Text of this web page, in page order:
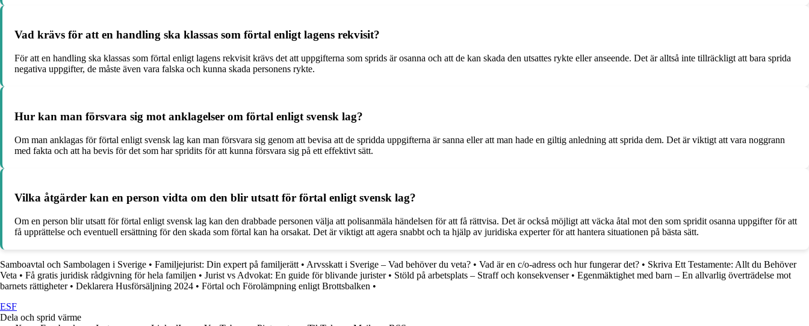
Vad krävs för att en handling ska klassas som förtal enligt lagens rekvisit?
För att en handling ska klassas som förtal enligt lagens rekvisit krävs det att uppgifterna som sprids är osanna och att de kan skada den utsattes rykte eller anseende. Det är alltså inte tillräckligt att bara sprida
negativa uppgifter, de måste även vara falska och kunna skada personens rykte.
Hur kan man försvara sig mot anklagelser om förtal enligt svensk lag?
Om man anklagas för förtal enligt svensk lag kan man försvara sig genom att bevisa att de spridda uppgifterna är sanna eller att man hade en giltig anledning att sprida dem. Det är viktigt att vara noggrann
med fakta och att ha bevis för det som har spridits för att kunna försvara sig på ett effektivt sätt.
Vilka åtgärder kan en person vidta om den blir utsatt för förtal enligt svensk lag?
Om en person blir utsatt för förtal enligt svensk lag kan den drabbade personen välja att polisanmäla händelsen för att få rättvisa. Det är också möjligt att väcka åtal mot den som spridit osanna uppgifter för att
få upprättelse och eventuell ersättning för den skada som förtal kan ha orsakat. Det är viktigt att agera snabbt och ta hjälp av juridiska experter för att hantera situationen på bästa sätt.
Samboavtal och Sambolagen i Sverige • Familjejurist: Din expert på familjerätt • Arvsskatt i Sverige – Vad behöver du veta? • Vad är en c/o-adress och hur fungerar det? • Skriva Ett Testamente: Allt du Behöver
Veta • Få gratis juridisk rådgivning för hela familjen • Jurist vs Advokat: En guide för blivande jurister• Stöld på arbetsplats – Straff och konsekvenser• Egenmäktighet med barn – En allvarlig överträdelse mot
barnets rättigheter• Deklarera Husförsäljning 2024 • Förtal och Förolämpning enligt Brottsbalken •
ESF
Dela och sprid värme